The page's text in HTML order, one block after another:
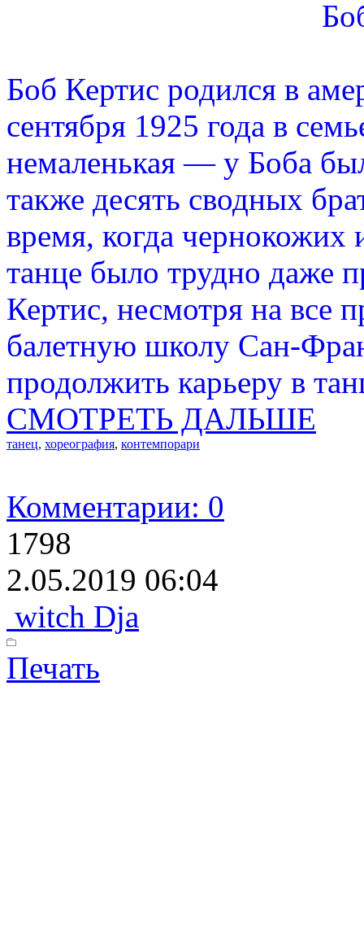
Боб Кертис родился в
сентября 1925 года в
немаленькая — у Боба
также десять сводных
время, когда чернокожих
танце было трудно даже
Кертис, несмотря на все
балетную школу Сан-
продолжить карьеру в
СМОТРЕТЬ ДАЛЬШЕ
танец, хореография, контемпорари
Комментарии: 0
1798
2.05.2019 06:04
witch Dja
Печать